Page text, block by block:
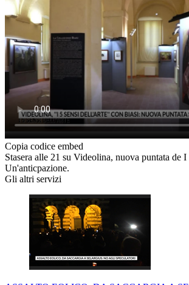
Copia codice embed
Stasera alle 21 su Videolina, nuova puntata de I
Un'anticpazione.
Gli altri servizi